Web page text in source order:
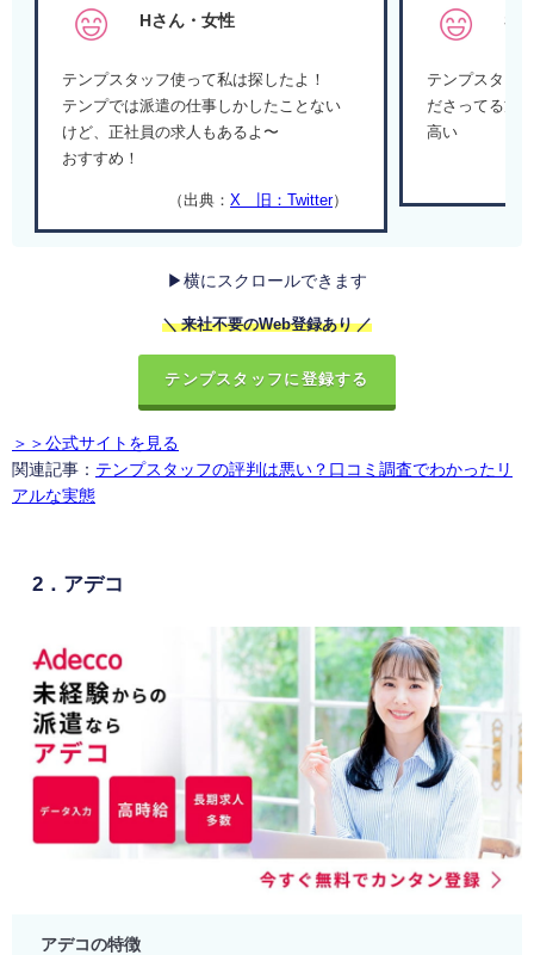
Hさん・女性
テンプスタッフ使って私は探したよ！
テンプでは派遣の仕事しかしたことない
けど、正社員の求人もあるよ〜
おすすめ！
（出典： X 旧：Twitter）
S
テンプスタッ
ださってる方
高い
▶横にスクロールできます
＼ 来社不要のWeb登録あり ／
テンプスタッフに登録する
＞＞公式サイトを見る
関連記事： テンプスタッフの評判は悪い？口コミ調査でわかったリ
アルな実態
2．アデコ
アデコの特徴